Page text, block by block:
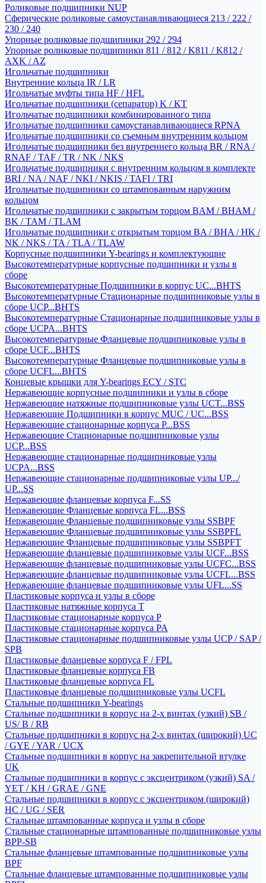
Роликовые подшипники NUP
Сферические роликовые самоустанавливающиеся 213 / 222 /
230 / 240
Упорные роликовые подшипники 292 / 294
Упорные роликовые подшипники 811 / 812 / K811 / K812 /
AXK / AZ
Игольчатые подшипники
Внутренние кольца IR / LR
Игольчатые муфты типа HF / HFL
Игольчатые подшипники (сепаратор) K / KT
Игольчатые подшипники комбинированного типа
Игольчатые подшипники самоустанавливающиеся RPNA
Игольчатые подшипники со съемным внутренним кольцом
Игольчатые подшипники без внутреннего кольца BR / RNA /
RNAF / TAF / TR / NK / NKS
Игольчатые подшипники с внутренним кольцом в комплекте
BRI / NA / NAF / NKI / NKIS / TAFI / TRI
Игольчатые подшипники со штампованным наружним
кольцом
Игольчатые подшипники с закрытым торцом BAM / BHAM /
BK / TAM / TLAM
Игольчатые подшипники с открытым торцом BA / BHA / HK /
NK / NKS / TA / TLA / TLAW
Корпусные подшипники Y-bearings и комплектующие
Высокотемпературные корпусные подшипники и узлы в
сборе
Высокотемпературные Подшипники в корпус UC...BHTS
Высокотемпературные Стационарные подшипниковые узлы в
сборе UCP...BHTS
Высокотемпературные Стационарные подшипниковые узлы в
сборе UCPA...BHTS
Высокотемпературные Фланцевые подшипниковые узлы в
сборе UCF...BHTS
Высокотемпературные Фланцевые подшипниковые узлы в
сборе UCFL...BHTS
Концевые крышки для Y-bearings ECY / STC
Нержавеющие корпусные подшипники и узлы в сборе
Нержавеющие натяжные подшипниковые узлы UCT...BSS
Нержавеющие Подшипники в корпус MUC / UC...BSS
Нержавеющие стационарные корпуса P...BSS
Нержавеющие Стационарные подшипниковые узлы
UCP...BSS
Нержавеющие стационарные подшипниковые узлы
UCPA...BSS
Нержавеющие стационарные подшипниковые узлы UP.../
UP...SS
Нержавеющие фланцевые корпуса F...SS
Нержавеющие Фланцевые корпуса FL...BSS
Нержавеющие Фланцевые подшипниковые узлы SSBPF
Нержавеющие Фланцевые подшипниковые узлы SSBPFL
Нержавеющие Фланцевые подшипниковые узлы SSBPFT
Нержавеющие фланцевые подшипниковые узлы UCF...BSS
Нержавеющие фланцевые подшипниковые узлы UCFC...BSS
Нержавеющие фланцевые подшипниковые узлы UCFL...BSS
Нержавеющие фланцевые подшипниковые узлы UFL...SS
Пластиковые корпуса и узлы в сборе
Пластиковые натяжные корпуса T
Пластиковые стационарные корпуса P
Пластиковые стационарные корпуса PA
Пластиковые стационарные подшипниковые узлы UCP / SAP /
SPB
Пластиковые фланцевые корпуса F / FPL
Пластиковые фланцевые корпуса FB
Пластиковые фланцевые корпуса FL
Пластиковые фланцевые подшипниковые узлы UCFL
Стальные подшипники Y-bearings
Стальные подшипники в корпус на 2-х винтах (узкий) SB /
US/ B / RB
Стальные подшипники в корпус на 2-х винтах (широкий) UC
/ GYE / YAR / UCX
Стальные подшипники в корпус на закрепительной втулке
UK
Стальные подшипники в корпус с эксцентриком (узкий) SA /
YET / KH / GRAE / GNE
Стальные подшипники в корпус с эксцентриком (широкий)
HC / UG / SER
Стальные штампованные корпуса и узлы в сборе
Стальные стационарные штампованные подшипниковые узлы
BPP-SB
Стальные фланцевые штампованные подшипниковые узлы
BPF
Стальные фланцевые штампованные подшипниковые узлы